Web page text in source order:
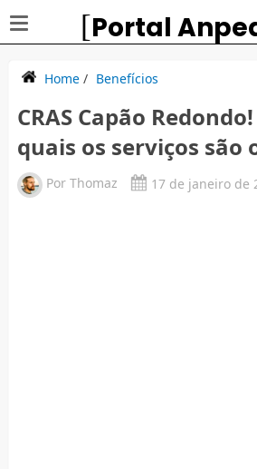
Portal
Home/ Benefícios
CRAS Capão
quais os serviços são
Por Thomaz 17 de janeiro de